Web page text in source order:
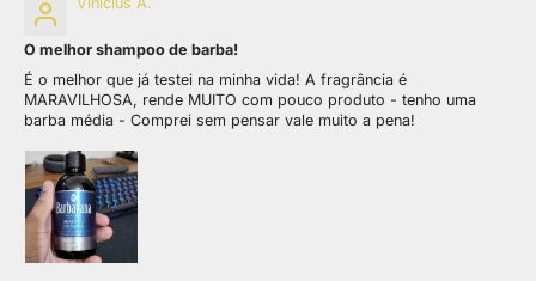
O melhor shampoo de barba!
É o melhor que já testei na minha vida! A fragrância é
MARAVILHOSA, rende MUITO com pouco produto - tenho uma
barba média - Comprei sem pensar vale muito a pena!